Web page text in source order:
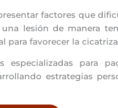
factores que
lesión de manera
para favorecer la
especializadas para
estrategias